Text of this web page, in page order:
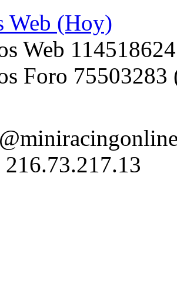
Web (Hoy)
Web
Foro 75503283